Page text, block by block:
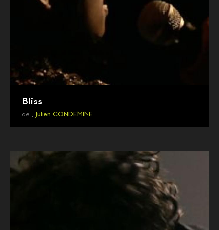
Bliss
de , Julien CONDEMINE